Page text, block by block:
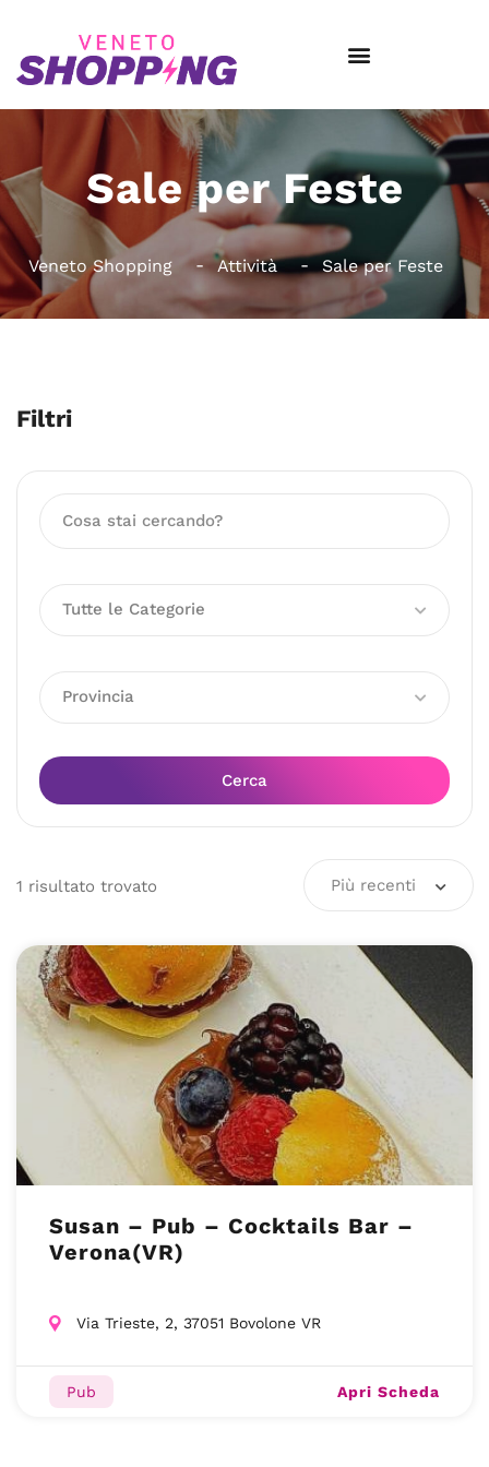
Sale per Feste
Veneto Shopping Attività Sale per Feste
Filtri
Tutte le Categorie
Provincia
Cerca
1 risultato trovato Più recenti
Susan – Pub – Cocktails Bar –
Verona(VR)
Via Trieste, 2, 37051 Bovolone VR
Pub Apri Scheda